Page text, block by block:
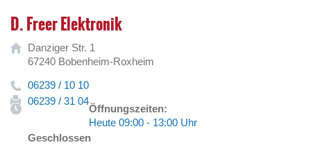
D. Freer Elektronik
Danziger Str. 1
67240 Bobenheim-Roxheim
06239 / 10 10
06239 / 31 04
Öffnungszeiten:
Heute 09:00 - 13:00 Uhr
Geschlossen